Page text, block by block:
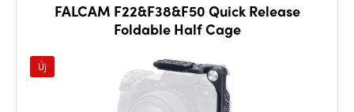
FALCAM F22&F38&F50 Quick Release
Foldable Half Cage
Új